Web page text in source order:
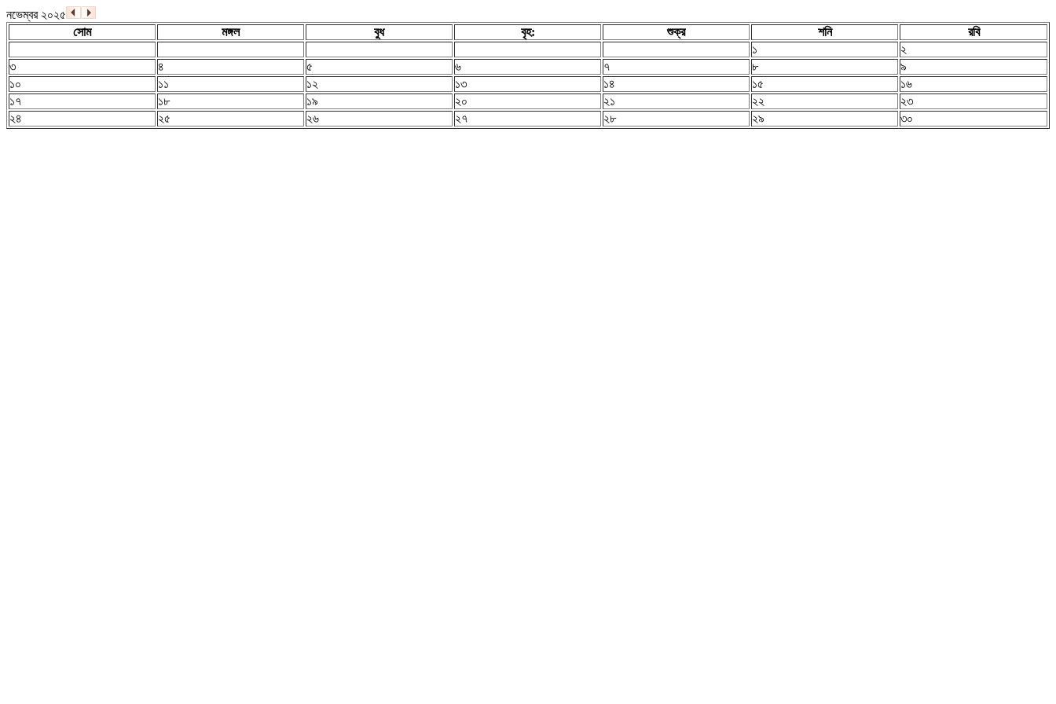
নভেম্বর ২০২৫
সোম
মঙ্গল বুধ বৃহ: শুক্র শনি
রবি
১
২
৩
৪ ৫ ৬ ৭ ৮
৯
১০
১১ ১২ ১৩ ১৪ ১৫
১৬
১৭
১৮ ১৯ ২০ ২১ ২২
২৩
২৪
২৫ ২৬ ২৭ ২৮ ২৯ ৩০